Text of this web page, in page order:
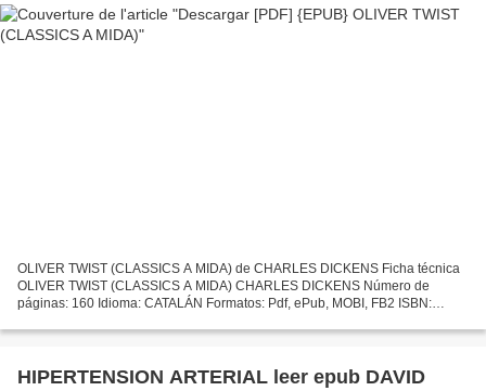
OLIVER TWIST (CLASSICS A MIDA) de CHARLES DICKENS Ficha técnica
OLIVER TWIST (CLASSICS A MIDA) CHARLES DICKENS Número de
páginas: 160 Idioma: CATALÁN Formatos: Pdf, ePub, MOBI, FB2 ISBN:
HIPERTENSION ARTERIAL leer epub DAVID